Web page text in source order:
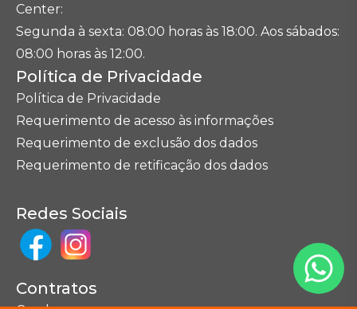
Center:
Segunda à sexta: 08:00 horas às 18:00. Aos sábados:
08:00 horas às 12:00.
Política de Privacidade
Política de Privacidade
Requerimento de acesso às informações
Requerimento de exclusão dos dados
Requerimento de retificação dos dados
Redes Sociais
Contratos